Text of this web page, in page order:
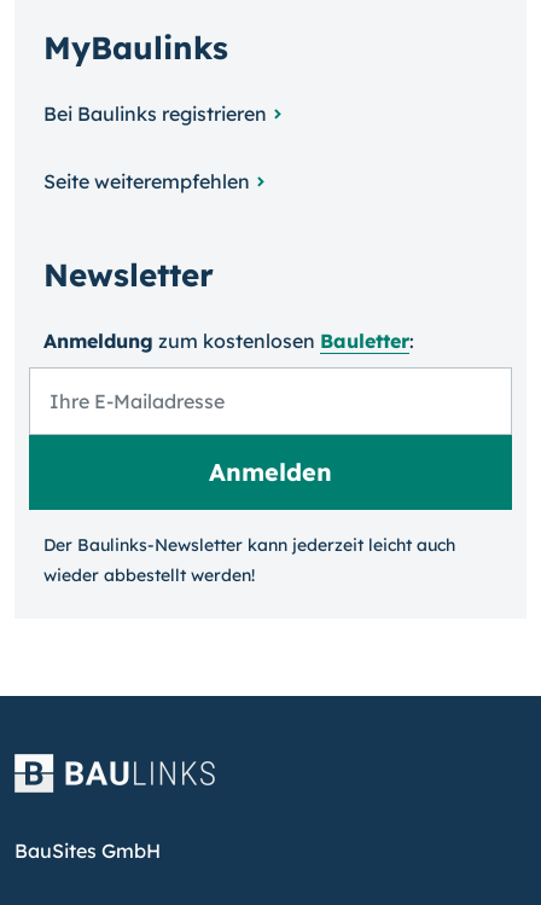
MyBaulinks
Bei Baulinks registrieren
Seite weiterempfehlen
Newsletter
Anmeldung zum kosten­losen Bauletter:
Der Baulinks-Newsletter kann jeder­zeit leicht auch
wieder ab­bestellt werden!
BauSites GmbH